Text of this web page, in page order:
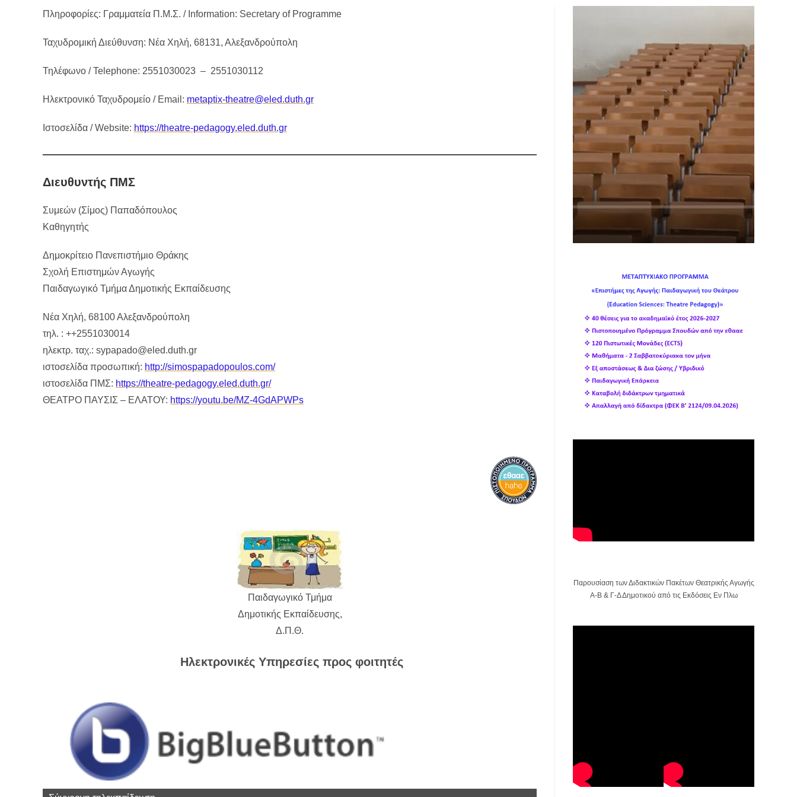
Πληροφορίες: Γραμματεία Π.Μ.Σ. / Information: Secretary of Programme
Ταχυδρομική Διεύθυνση: Νέα Χηλή, 68131, Αλεξανδρούπολη
Τηλέφωνο / Telephone: 2551030023 – 2551030112
Ηλεκτρονικό Ταχυδρομείο / Email: metaptix-theatre@eled.duth.gr
Ιστοσελίδα / Website: https://theatre-pedagogy.eled.duth.gr
Διευθυντής ΠΜΣ
Συμεών (Σίμος) Παπαδόπουλος
Καθηγητής
Δημοκρίτειο Πανεπιστήμιο Θράκης
Σχολή Επιστημών Αγωγής
Παιδαγωγικό Τμήμα Δημοτικής Εκπαίδευσης
Νέα Χηλή, 68100 Αλεξανδρούπολη
τηλ. : ++2551030014
ηλεκτρ. ταχ.: sypapado@eled.duth.gr
ιστοσελίδα προσωπική: http://simospapadopoulos.com/
ιστοσελίδα ΠΜΣ: https://theatre-pedagogy.eled.duth.gr/
ΘΕΑΤΡΟ ΠΑΥΣΙΣ – ΕΛΑΤΟΥ: https://youtu.be/MZ-4GdAPWPs
Παιδαγωγικό Τμήμα
Δημοτικής Εκπαίδευσης,
Δ.Π.Θ.
Ηλεκτρονικές Υπηρεσίες προς φοιτητές
Παρουσίαση των Διδακτικών Πακέτων Θεατρικής Αγωγής
Α-Β & Γ-Δ Δημοτικού από τις Εκδόσεις Εν Πλω